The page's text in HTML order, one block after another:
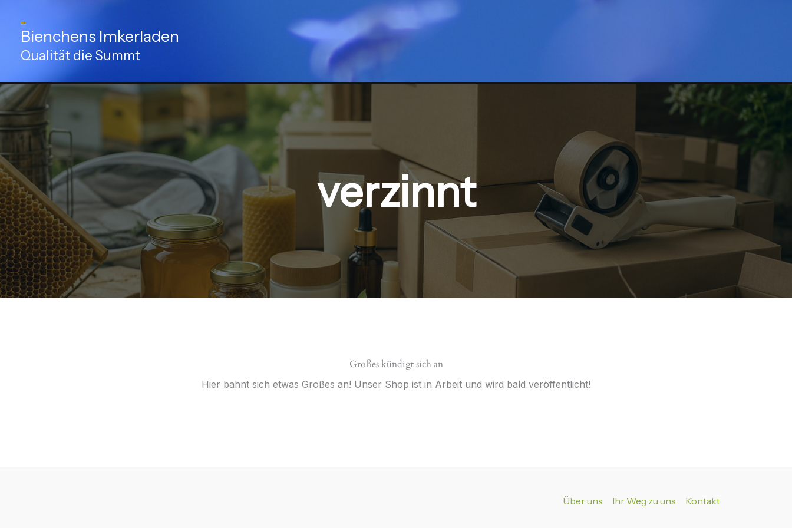
Inhalt
springenBienchens Imkerladen
Qualität die Summt
verzinnt
Großes kündigt sich an
Hier bahnt sich etwas Großes an! Unser Shop ist in Arbeit und wird bald veröffentlicht!
Über uns Ihr Weg zu uns Kontakt